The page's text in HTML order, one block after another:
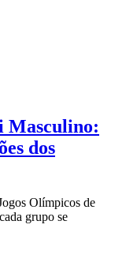
Masculino:
dos
Olímpicos de
grupo se